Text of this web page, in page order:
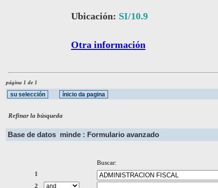
Ubicación: SI/10.9
Otra información
página 1 de 1
Refinar la búsqueda
Base de datos minde : Formulario avanzado
Buscar:
1
2